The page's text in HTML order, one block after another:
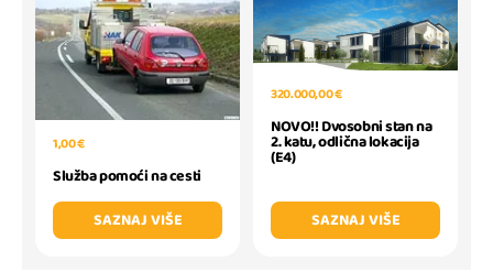
1,00 €
Služba pomoći na cesti
SAZNAJ VIŠE
320.000,00 €
NOVO!! Dvosobni stan na
2. katu, odlična lokacija
(E4)
SAZNAJ VIŠE